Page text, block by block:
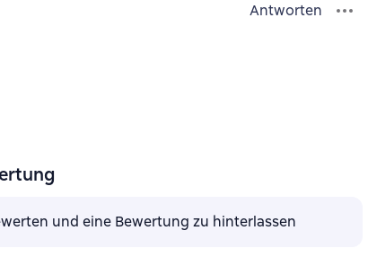
Antworten
und eine Bewertung zu hinterlassen